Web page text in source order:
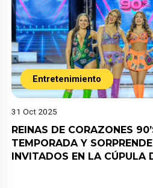
Entretenimiento
31 Oct 2025
REINAS DE CORAZONES
TEMPORADA Y
INVITADOS EN LA CÚPULA